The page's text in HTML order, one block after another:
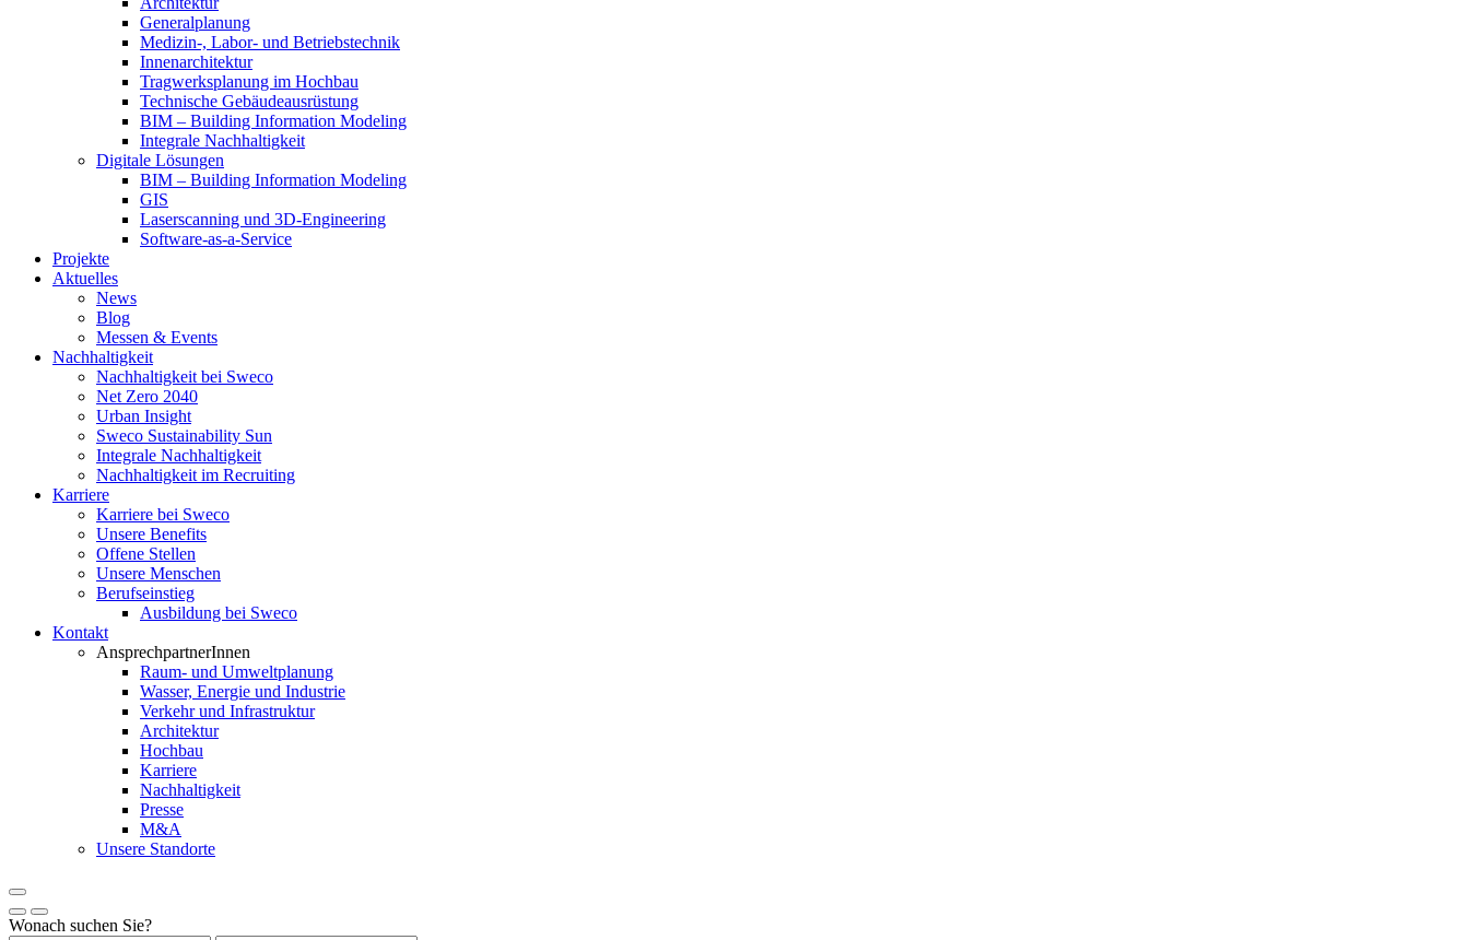
Generalplanung
Medizin-, Labor- und Betriebstechnik
Innenarchitektur
Tragwerksplanung im Hochbau
Technische Gebäudeausrüstung
BIM – Building Information Modeling
Integrale Nachhaltigkeit
Digitale Lösungen
BIM – Building Information Modeling
GIS
Laserscanning und 3D-Engineering
Software-as-a-Service
Projekte
Aktuelles
News
Blog
Messen & Events
Nachhaltigkeit
Nachhaltigkeit bei Sweco
Net Zero 2040
Urban Insight
Sweco Sustainability Sun
Integrale Nachhaltigkeit
Nachhaltigkeit im Recruiting
Karriere
Karriere bei Sweco
Unsere Benefits
Offene Stellen
Unsere Menschen
Berufseinstieg
Ausbildung bei Sweco
Kontakt
AnsprechpartnerInnen
Raum- und Umweltplanung
Wasser, Energie und Industrie
Verkehr und Infrastruktur
Architektur
Hochbau
Karriere
Nachhaltigkeit
Presse
M&A
Unsere Standorte
Wonach suchen Sie?